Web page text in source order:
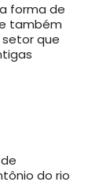
forma de
também
que
do rio